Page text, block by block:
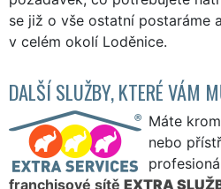
se již o vše ostatní postaráme
v celém okolí Loděnice.
DALŠÍ SLUŽBY, KTERÉ VÁM
Máte
nebo
franchisové sítě EXTRA